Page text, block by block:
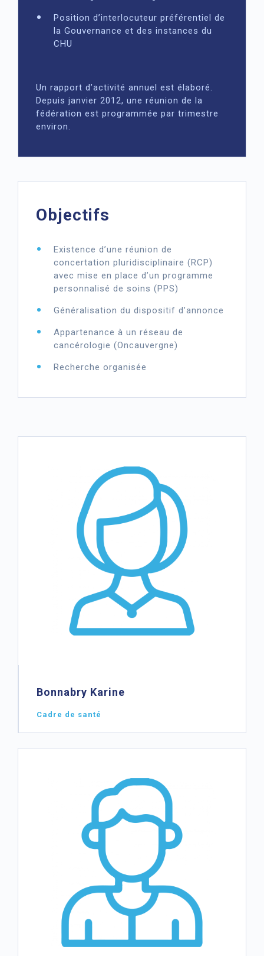
Position d’interlocuteur préférentiel de
la Gouvernance et des instances du
CHU
Un rapport d’activité annuel est élaboré.
Depuis janvier 2012, une réunion de la
fédération est programmée par trimestre
environ.
Objectifs
Existence d’une réunion de
concertation pluridisciplinaire (RCP)
avec mise en place d’un programme
personnalisé de soins (PPS)
Généralisation du dispositif d’annonce
Appartenance à un réseau de
cancérologie (Oncauvergne)
Recherche organisée
Bonnabry Karine
Cadre de santé